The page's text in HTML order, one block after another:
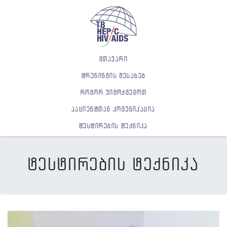
მთავარი
ტრენინგის შესახებ
როგორ ვიმოქმედოთ
პაციენტთან კომუნიკაცია
ტესტირების ტექნიკა
ტესტირების ტექნიკა